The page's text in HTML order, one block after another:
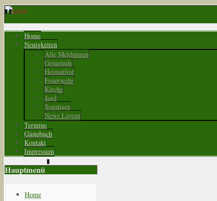
Home
Neuigkeiten
Alle Meldungen
Gemeinde
Heimatfest
Feuerwehr
Kirche
Jagd
Sonstiges
News Layout
Termine
Gästebuch
Kontakt
Impressum
Hauptmenü
Home